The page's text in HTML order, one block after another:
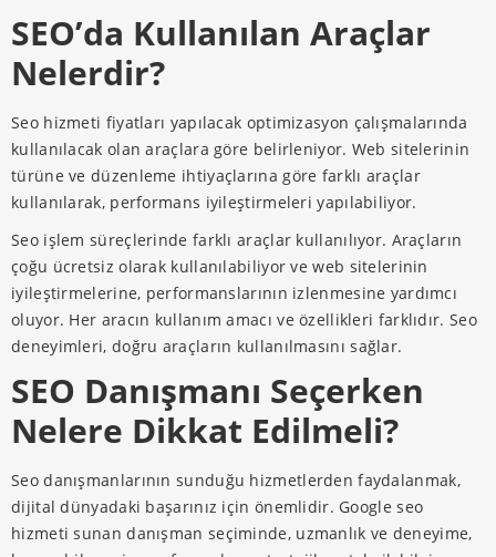
SEO’da Kullanılan Araçlar
Nelerdir?
Seo hizmeti fiyatları yapılacak optimizasyon çalışmalarında
kullanılacak olan araçlara göre belirleniyor. Web sitelerinin
türüne ve düzenleme ihtiyaçlarına göre farklı araçlar
kullanılarak, performans iyileştirmeleri yapılabiliyor.
Seo işlem süreçlerinde farklı araçlar kullanılıyor. Araçların
çoğu ücretsiz olarak kullanılabiliyor ve web sitelerinin
iyileştirmelerine, performanslarının izlenmesine yardımcı
oluyor. Her aracın kullanım amacı ve özellikleri farklıdır. Seo
deneyimleri, doğru araçların kullanılmasını sağlar.
SEO Danışmanı Seçerken
Nelere Dikkat Edilmeli?
Seo danışmanlarının sunduğu hizmetlerden faydalanmak,
dijital dünyadaki başarınız için önemlidir. Google seo
hizmeti sunan danışman seçiminde, uzmanlık ve deneyime,